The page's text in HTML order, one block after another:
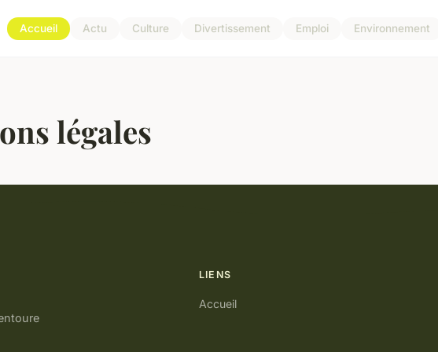
Accueil Actu Culture Divertissement Emploi Environnement
légales
LIENS
Accueil